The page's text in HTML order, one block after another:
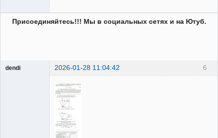
Присоединяйтесь!!! Мы в социальных сетях и на Ютуб.
6
dendi 2026-01-28 11:04:42